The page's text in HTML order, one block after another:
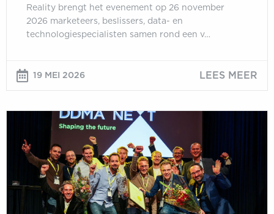
Reality brengt het evenement op 26 november
2026 marketeers, beslissers, data- en
technologiespecialisten samen rond een v…
19 MEI 2026 LEES MEER
Inschrijving
Customer
Data
Awards
2026
geopend